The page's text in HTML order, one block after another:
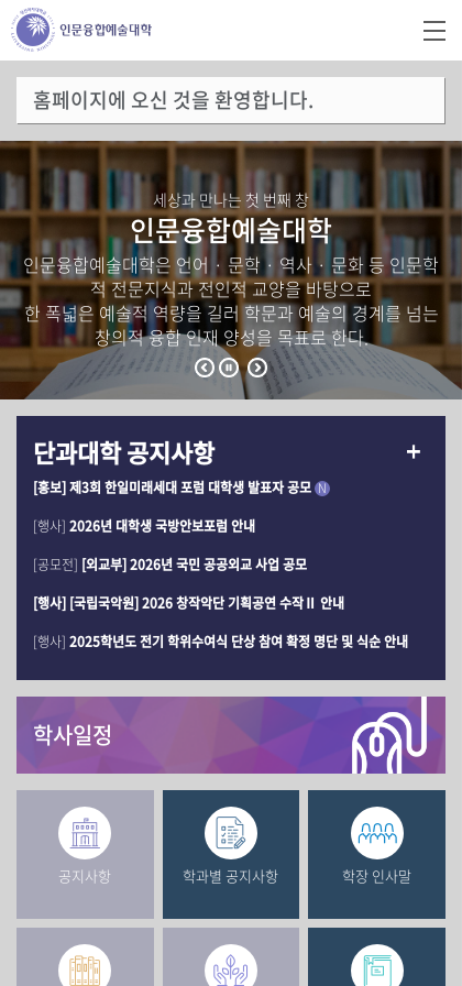
홈페이지에 오신 것을 환영합니다.
세상과 만나는 첫 번째 창
인문융합예술대학
인문융합예술대학은 언어 · 문학 · 역사 · 문화 등 인문학
적 전문지식과 전인적 교양을 바탕으로
한 폭넓은 예술적 역량을 길러 학문과 예술의 경계를 넘는
창의적 융합 인재 양성을 목표로 한다.
단과대학 공지사항
[홍보] 제3회 한일미래세대 포럼 대학생 발표자 공모 N
[행사] 2026년 대학생 국방안보포럼 안내
[공모전] [외교부] 2026년 국민 공공외교 사업 공모
[행사] [국립국악원] 2026 창작악단 기획공연 수작Ⅱ 안내
[행사] 2025학년도 전기 학위수여식 단상 참여 확정 명단 및 식순 안내
학사일정
공지사항 학과별 공지사항 학장 인사말